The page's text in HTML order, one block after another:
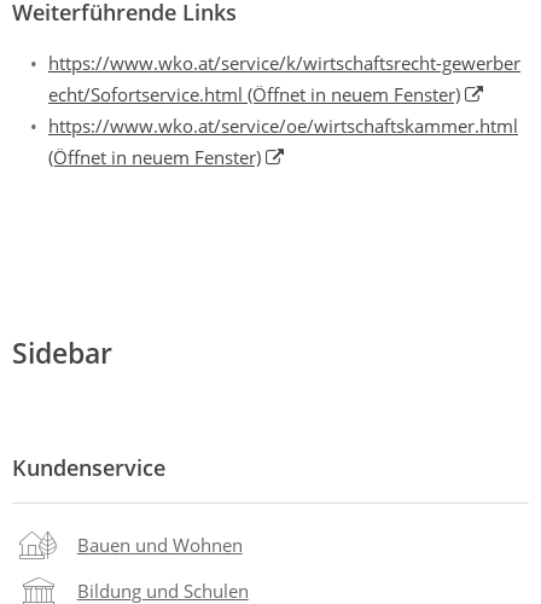
Weiterführende Links
https://www.wko.at/service/k/wirtschaftsrecht-gewerber
echt/Sofortservice.html (Öffnet in neuem Fenster)
https://www.wko.at/service/oe/wirtschaftskammer.html
(Öffnet in neuem Fenster)
Sidebar
Kundenservice
Bauen und Wohnen
Bildung und Schulen